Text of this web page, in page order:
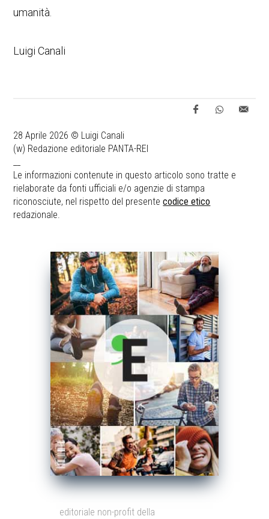
umanità.
Luigi Canali
28 Aprile 2026 © Luigi Canali
(w) Redazione editoriale PANTA-REI
Le informazioni contenute in questo articolo sono tratte e
rielaborate da fonti ufficiali e/o agenzie di stampa
riconosciute, nel rispetto del presentecodice etico
redazionale.
editoriale non-profit della